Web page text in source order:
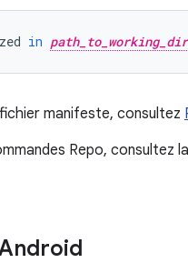
in
manifeste, consultez
Repo, consultez la